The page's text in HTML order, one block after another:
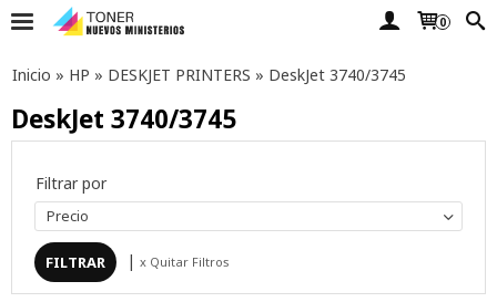
0
Inicio » HP » DESKJET PRINTERS » DeskJet 3740/3745
DeskJet 3740/3745
Filtrar por
Precio
| x Quitar Filtros